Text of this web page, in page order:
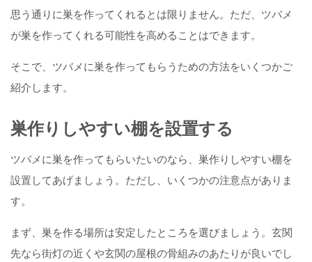
思う通りに巣を作ってくれるとは限りません。ただ、ツバメ
が巣を作ってくれる可能性を高めることはできます。
そこで、ツバメに巣を作ってもらうための方法をいくつかご
紹介します。
巣作りしやすい棚を設置する
ツバメに巣を作ってもらいたいのなら、巣作りしやすい棚を
設置してあげましょう。ただし、いくつかの注意点がありま
す。
まず、巣を作る場所は安定したところを選びましょう。玄関
先なら街灯の近くや玄関の屋根の骨組みのあたりが良いでし